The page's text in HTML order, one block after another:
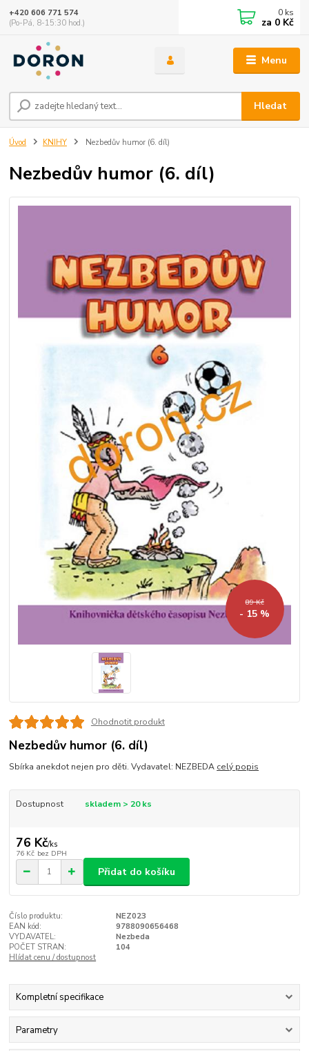
Menu
Hledat
+420 606 771 574
(Po-Pá, 8-15:30 hod.)
0 ks
za 0 Kč
Úvod KNIHY Nezbedův humor (6. díl)
Nezbedův humor (6. díl)
89 Kč
- 15 %
Ohodnotit produkt
Nezbedův humor (6. díl)
Sbírka anekdot nejen pro děti. Vydavatel: NEZBEDA celý popis
Dostupnost skladem > 20 ks
76 Kč/ks
76 Kč bez DPH
Přidat do košíku
Číslo produktu:
NEZ023
EAN kód:
9788090656468
VYDAVATEL:
Nezbeda
POČET STRAN:
104
Hlídat cenu / dostupnost
Kompletní specifikace
Parametry